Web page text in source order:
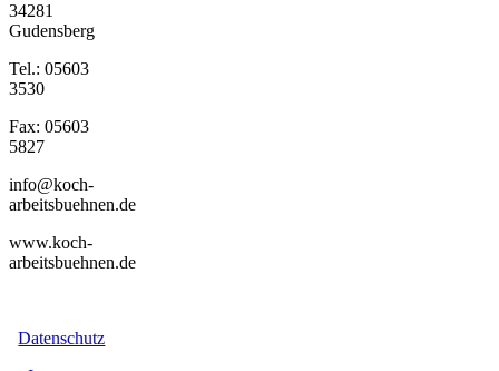
34281
Gudensberg
Tel.: 05603
3530
Fax: 05603
5827
info@koch-
arbeitsbuehnen.de
www.koch-
arbeitsbuehnen.de
Datenschutz